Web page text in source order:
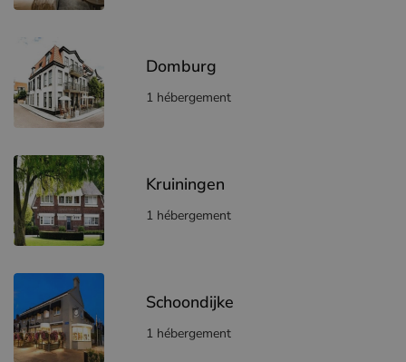
Domburg
1 hébergement
Kruiningen
1 hébergement
Schoondijke
1 hébergement